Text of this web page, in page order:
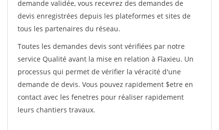
demande validée, vous recevrez des demandes de
devis enregistrées depuis les plateformes et sites de
tous les partenaires du réseau.
Toutes les demandes devis sont vérifiées par notre
service Qualité avant la mise en relation à Flaxieu. Un
processus qui permet de vérifier la véracité d'une
demande de devis. Vous pouvez rapidement $etre en
contact avec les fenetres pour réaliser rapidement
leurs chantiers travaux.